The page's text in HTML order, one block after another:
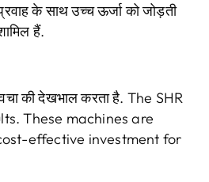
के साथ उच्च ऊर्जा को जोड़ती
हैं.
की देखभाल करता है. The SHR
.These machines are
effective investment for